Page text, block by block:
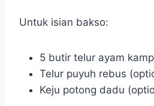
Untuk isian bakso:
5 butir telur ayam
Telur puyuh rebus
Keju potong dadu